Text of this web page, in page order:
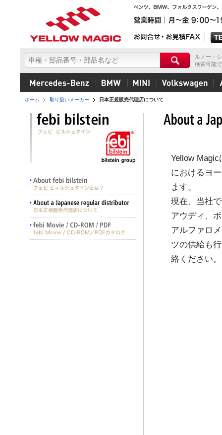
ルノー・
検索可能
ホーム 取り扱いメーカー 日本正規販売代理店について
Yellow
におけるヨ
ます。
現在、当社
アウディ、
アルファロ
ツの供給も
絡ください。